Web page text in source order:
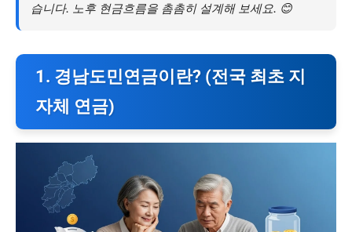
습니다. 노후 현금흐름을 촘촘히 설계해 보세요. 😊
1. 경남도민연금이란? (전국 최초 지
자체 연금)